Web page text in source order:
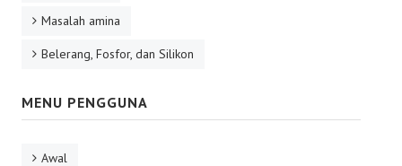
Masalah amina
Belerang, Fosfor, dan Silikon
MENU PENGGUNA
Awal